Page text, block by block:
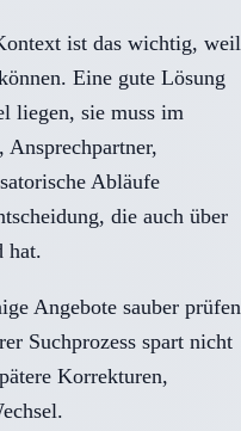
ist das wichtig, weil
Eine gute Lösung
liegen, sie muss im
Abläufe
die auch über
hat.
Angebote sauber prüfen
Suchprozess spart nicht
Korrekturen,